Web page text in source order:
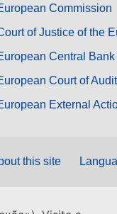
Commission
of Justice of the
Central Bank
Court of
External
this site